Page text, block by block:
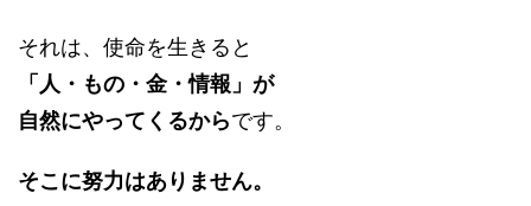
それは、使命を生きると
「人・もの・金・情報」が
自然にやってくるからです。
そこに努力はありません。